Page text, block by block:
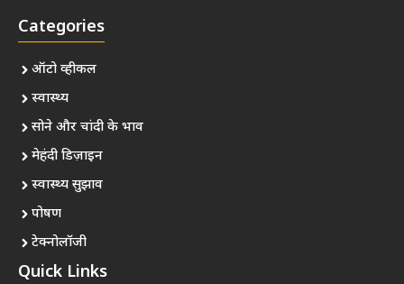
Categories
ऑटो व्हीकल
स्वास्थ्य
सोने और चांदी के भाव
मेहंदी डिज़ाइन
स्वास्थ्य सुझाव
पोषण
टेक्नोलॉजी
Quick Links